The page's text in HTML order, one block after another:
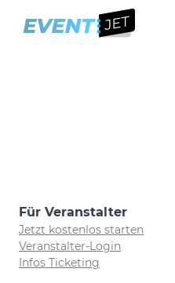
Für Veranstalter
Jetzt kostenlos starten
Veranstalter-Login
Infos Ticketing